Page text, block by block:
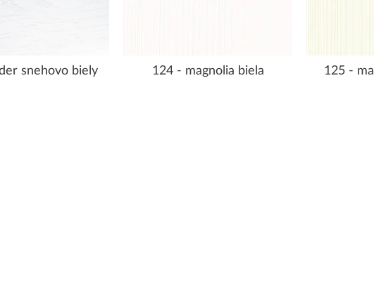
snehovo biely 124 - magnolia biela 125 -